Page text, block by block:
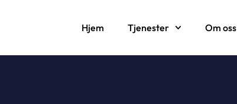
Hjem Tjenester Om oss